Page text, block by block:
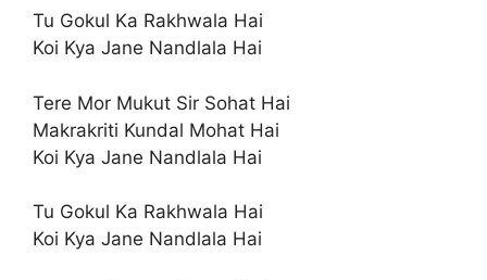
Tu Gokul Ka Rakhwala Hai
Koi Kya Jane Nandlala Hai
Tere Mor Mukut Sir Sohat Hai
Makrakriti Kundal Mohat Hai
Koi Kya Jane Nandlala Hai
Tu Gokul Ka Rakhwala Hai
Koi Kya Jane Nandlala Hai